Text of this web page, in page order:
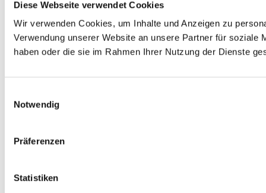
Diese Webseite verwendet Cookies
Wir verwenden Cookies, um Inhalte und Anzeigen zu
Verwendung unserer Website an unsere Partner für soziale
haben oder die sie im Rahmen Ihrer Nutzung der Dienste
Notwendig
Präferenzen
Statistiken